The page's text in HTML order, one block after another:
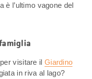
è l’ultimo vagone del
visitare il Giardino
in riva al lago?